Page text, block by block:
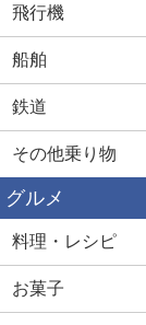
飛行機
船舶
鉄道
その他乗り物
グルメ
料理・レシピ
お菓子